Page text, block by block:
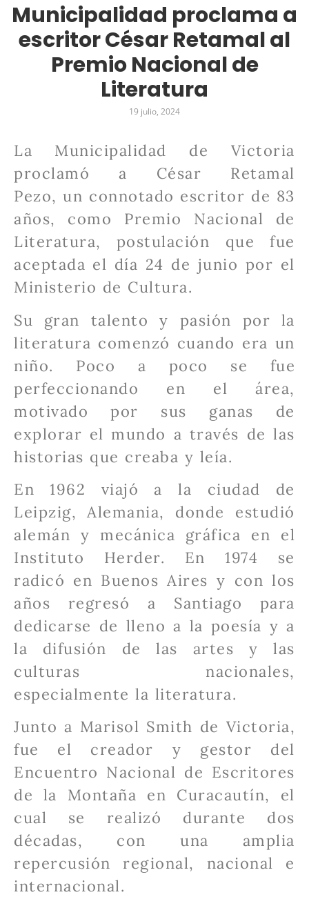
Municipalidad proclama a
escritor César Retamal al
Premio Nacional de
Literatura
19 julio, 2024
La Municipalidad de Victoria
proclamó a César Retamal
Pezo,un connotado escritor de 83
años, como Premio Nacional de
Literatura, postulación que fue
aceptada el día 24 de junio por el
Ministerio de Cultura.
Su gran talento y pasión por la
literatura comenzó cuando era un
niño. Poco a poco se fue
perfeccionando en el área,
motivado por sus ganas de
explorar el mundo a través de las
historias que creaba y leía.
En 1962 viajó a la ciudad de
Leipzig, Alemania, donde estudió
alemán y mecánica gráfica en el
Instituto Herder. En 1974 se
radicó en Buenos Aires y con los
años regresó a Santiago para
dedicarse de lleno a la poesía y a
la difusión de las artes y las
culturas nacionales,
especialmente la literatura.
Junto a Marisol Smith de Victoria,
fue el creador y gestor del
Encuentro Nacional de Escritores
de la Montaña en Curacautín, el
cual se realizó durante dos
décadas, con una amplia
repercusión regional, nacional e
internacional.